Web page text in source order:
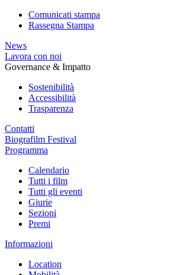
Comunicati stampa
Rassegna Stampa
News
Lavora con noi
Governance & Impatto
Sostenibilità
Accessibilità
Trasparenza
Contatti
Biografilm Festival
Programma
Calendario
Tutti i film
Tutti gli eventi
Giurie
Sezioni
Premi
Informazioni
Location